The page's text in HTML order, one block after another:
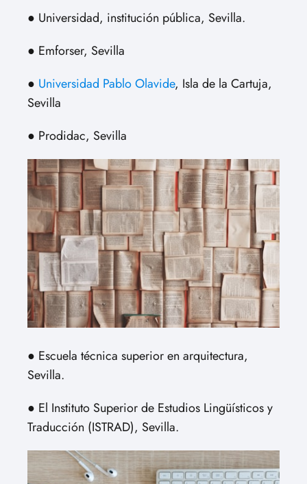
● Universidad, institución pública, Sevilla.
● Emforser, Sevilla
● Universidad Pablo Olavide, Isla de la Cartuja,
Sevilla
● Prodidac, Sevilla
● Escuela técnica superior en arquitectura,
Sevilla.
● El Instituto Superior de Estudios Lingüísticos y
Traducción (ISTRAD), Sevilla.